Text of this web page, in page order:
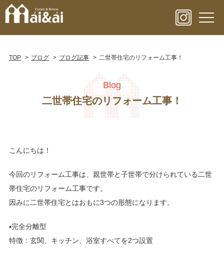
TOP ブログ ブログ記事 二世帯住宅のリフォーム工事！
Blog
二世帯住宅のリフォーム工事！
こんにちは！
今回のリフォーム工事は、親世帯と子世帯で分けられている二世
帯住宅のリフォーム工事です。
因みに二世帯住宅とはおもに3つの形態になります。
▪完全分離型
特徴：玄関、キッチン、浴室すべてを2つ設置